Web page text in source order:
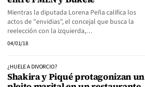
Mientras la diputada Lorena Peña califica los
actos de "envidias", el concejal que busca la
reelección con la izquierda,…
04/01/18
¿HUELE A DIVORCIO?
Shakira y Piqué protagonizan un